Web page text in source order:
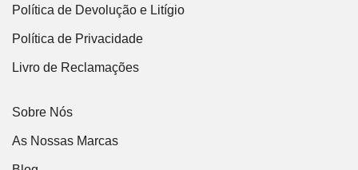
Política de Devolução e Litígio
Política de Privacidade
Livro de Reclamações
Sobre Nós
As Nossas Marcas